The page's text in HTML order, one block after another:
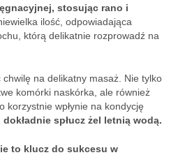
stosując rano i
ilość, odpowiadająca
którą delikatnie rozprowadź na
na delikatny masaż. Nie tylko
komórki naskórka, ale również
korzystnie wpłynie na kondycję
spłucz żel letnią wodą.
to klucz do sukcesu w